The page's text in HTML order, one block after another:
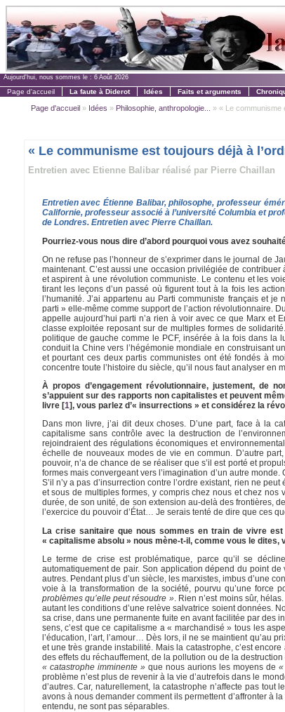
Aujourd'hui, nous sommes le : 6 Août 2026
Page d'accueil La faute à Diderot Idées Faits et arguments
Page d'accueil» Idées » Philosophie, anthropologie... » « Le communisme
« Le communisme est toujours déjà à
Entretien avec Etienne Balibar réalisé par Pierre Chaillan
Entretien avec Étienne Balibar, philosophe, professeur
Californie, professeur associé à l’université Columbia et
de Londres. Entretien avec Pierre Chaillan.
Pourriez-vous nous dire d’abord pourquoi vous avez
On ne refuse pas l’honneur de s’exprimer dans le journal de
maintenant. C’est aussi une occasion privilégiée de
et aspirent à une révolution communiste. Le contenu et les
tirant les leçons d’un passé où figurent tout à la fois les
l’humanité. J’ai appartenu au Parti communiste français et
parti » elle-même comme support de l’action révolutionnaire.
appelle aujourd’hui parti n’a rien à voir avec ce que Marx et
classe exploitée reposant sur de multiples formes de
politique de gauche comme le PCF, insérée à la fois dans la
conduit la Chine vers l’hégémonie mondiale en construisant
et pourtant ces deux partis communistes ont été fondés à
concentre toute l’histoire du siècle, qu’il nous faut analyser
À propos d’engagement révolutionnaire, justement, de
s’appuient sur des rapports non capitalistes et peuvent
livre[1], vous parlez d’« insurrections » et considérez la
Dans mon livre, j’ai dit deux choses. D’une part, face à la
capitalisme sans contrôle avec la destruction de
rejoindraient des régulations économiques et
échelle de nouveaux modes de vie en commun. D’autre
pouvoir, n’a de chance de se réaliser que s’il est porté et
formes mais convergeant vers l’imagination d’un autre
S’il n’y a pas d’insurrection contre l’ordre existant, rien ne
et sous de multiples formes, y compris chez nous et chez
durée, de son unité, de son extension au-delà des frontières,
l’exercice du pouvoir d’État… Je serais tenté de dire que ces
La crise sanitaire que nous sommes en train de vivre
« capitalisme absolu » nous mène-t-il, comme vous le dites,
Le terme de crise est problématique, parce qu’il se
automatiquement de pair. Son application dépend du point
autres. Pendant plus d’un siècle, les marxistes, imbus d’une
voie à la transformation de la société, pourvu qu’une force
problèmes qu’elle peut résoudre ». Rien n’est moins sûr,
autant les conditions d’une relève salvatrice soient données.
sa crise, dans une permanente fuite en avant facilitée par des
sens, c’est que ce capitalisme a « marchandisé » tous les
l’éducation, l’art, l’amour… Dès lors, il ne se maintient qu’au
et une très grande instabilité. Mais la catastrophe, c’est
des effets du réchauffement, de la pollution ou de la
« catastrophe imminente »que nous aurions les moyens de
problème n’est plus de revenir à la vie d’autrefois dans le
d’autres. Car, naturellement, la catastrophe n’affecte pas
avons à nous demander comment ils permettent d’affronter à
entendu, ne sont pas séparables.